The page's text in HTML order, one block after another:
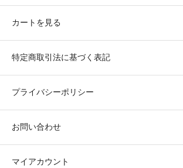
カートを見る
特定商取引法に基づく表記
プライバシーポリシー
お問い合わせ
マイアカウント